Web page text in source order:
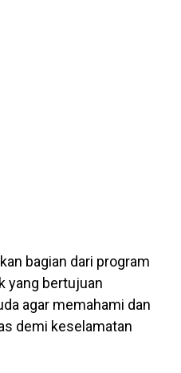
bagian dari program
yang bertujuan
agar memahami dan
demi keselamatan